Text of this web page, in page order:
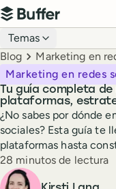
Navegación principal
Buffer
Navegación del blog
Temas
Breadcrumbs
Blog Marketing en
Tu guía completa
plataformas,
Marketing en redes
¿No sabes por dónde
sociales? Esta guía te
plataformas hasta
Tiempo de lectura
28 minutos de lectura
Autor